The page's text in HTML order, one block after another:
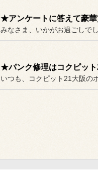
みなさま、いかがお過ごしで